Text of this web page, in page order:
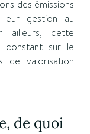
des émissions
gestion au
ailleurs, cette
constant sur le
de valorisation
de quoi